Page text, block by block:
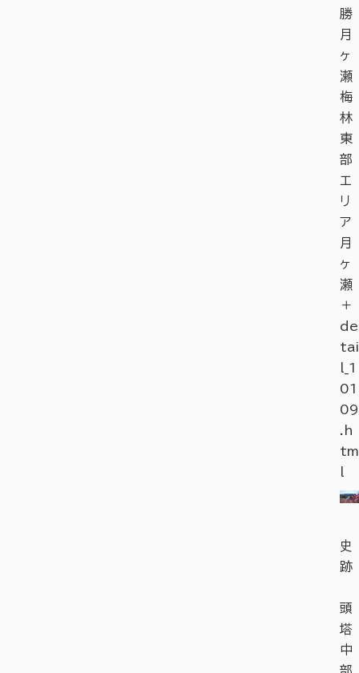
勝
月
ヶ
瀬
梅
林
東
部
エ
リ
ア
月
ヶ
瀬
＋
de
tai
l_1
01
09
.h
tm
史
跡
頭
塔
中
部